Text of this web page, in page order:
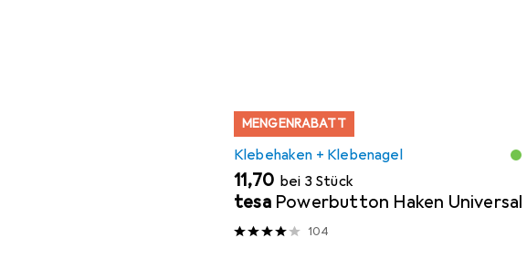
MENGENRABATT
Klebehaken + Klebenagel
EUR
11,70 bei 3 Stück
tesa Powerbutton Haken Universal
104